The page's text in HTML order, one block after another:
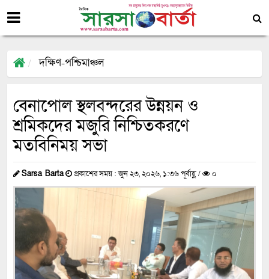
দক্ষিণ-পশ্চিমাঞ্চল
বেনাপোল স্থলবন্দরের উন্নয়ন ও
শ্রমিকদের মজুরি নিশ্চিতকরণে
মতবিনিময় সভা
Sarsa Barta প্রকাশের সময় : জুন ২৩, ২০২৬, ১:৩৬ পূর্বাহ্ণ / ০